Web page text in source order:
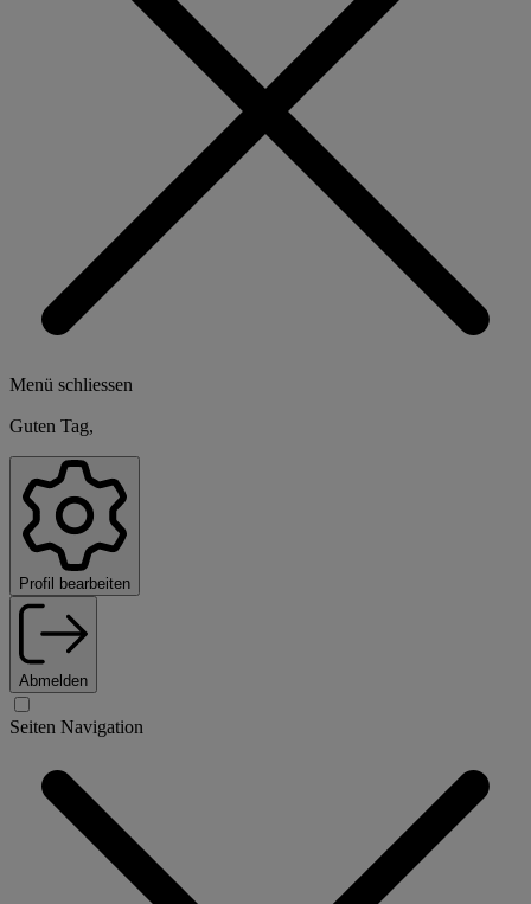
Menü schliessen
Guten Tag,
Profil bearbeiten
Abmelden
Seiten Navigation